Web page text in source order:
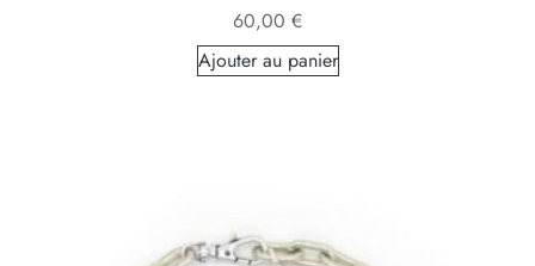
60,00 €
Ajouter au panier